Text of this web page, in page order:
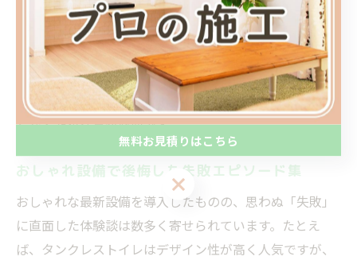
ンドキッチンを選んだ方が、「調理中のにおいや音がリ
ビングに広がりやすい」「収納が少なく使い勝手が悪
い」といった不満を感じているという事例もあります。
このように、見た目の美しさだけに惹かれて設備を選ぶ
と、使いづらさやメンテナンス性の低さに悩むことが多
くなるため注意が必要です。
おしゃれ設備で後悔した失敗エピソード集
おしゃれな最新設備を導入したものの、思わぬ「失敗」
に直面した体験談は数多く寄せられています。たとえ
ば、タンクレストイレはデザイン性が高く人気ですが、
無料お見積りはこちら
無料お見積りはこちら